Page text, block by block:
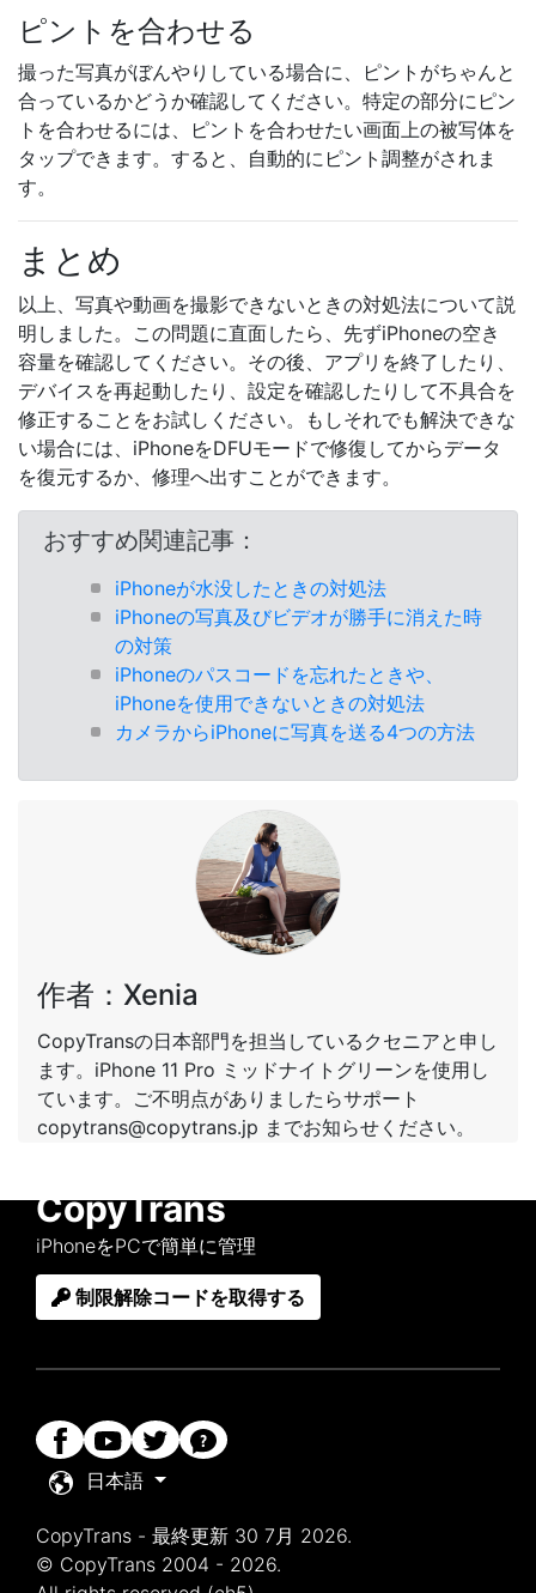
ピントを合わせる
撮った写真がぼんやりしている場合に、ピントがちゃんと
合っているかどうか確認してください。特定の部分にピン
トを合わせるには、ピントを合わせたい画面上の被写体を
タップできます。すると、自動的にピント調整がされま
す。
まとめ
以上、写真や動画を撮影できないときの対処法について説
明しました。この問題に直面したら、先ずiPhoneの空き
容量を確認してください。その後、アプリを終了したり、
デバイスを再起動したり、設定を確認したりして不具合を
修正することをお試しください。もしそれでも解決できな
い場合には、iPhoneをDFUモードで修復してからデータ
を復元するか、修理へ出すことができます。
おすすめ関連記事：
iPhoneが水没したときの対処法
iPhoneの写真及びビデオが勝手に消えた時
の対策
iPhoneのパスコードを忘れたときや、
iPhoneを使用できないときの対処法
カメラからiPhoneに写真を送る4つの方法
作者：Xenia
CopyTransの日本部門を担当しているクセニアと申し
ます。iPhone 11 Pro ミッドナイトグリーンを使用し
ています。ご不明点がありましたらサポート
copytrans@copytrans.jp までお知らせください。
CopyTrans
iPhoneをPCで簡単に管理
制限解除コードを取得する
日本語
CopyTrans - 最終更新 30 7月 2026.
© CopyTrans 2004 - 2026.